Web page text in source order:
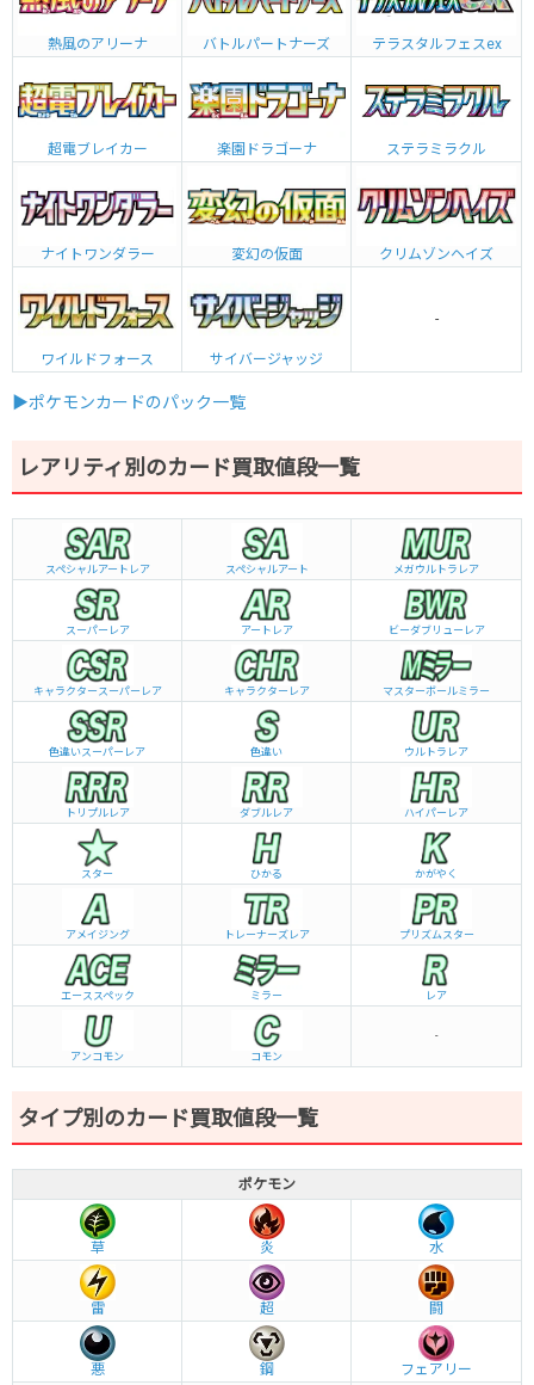
熱風のアリーナ バトルパートナーズ テラスタルフェスex
超電ブレイカー 楽園ドラゴーナ ステラミラクル
ナイトワンダラー 変幻の仮面 クリムゾンヘイズ
ワイルドフォース サイバージャッジ
-
▶ポケモンカードのパック一覧
レアリティ別のカード買取値段一覧
スペシャルアートレア スペシャルアート メガウルトラレア
スーパーレア アートレア ビーダブリュー レア
キャラクタースーパーレア キャラクターレア マスターボールミラー
色違いスーパーレア 色違い ウルトラレア
トリプルレア ダブルレア ハイパーレア
スター ひかる かがやく
アメイジング トレーナーズレア プリズムスター
エーススペック ミラー レア
アンコモン コモン
-
タイプ別のカード買取値段一覧
ポケモン
草 炎 水
雷 超 闘
悪 鋼 フェアリー